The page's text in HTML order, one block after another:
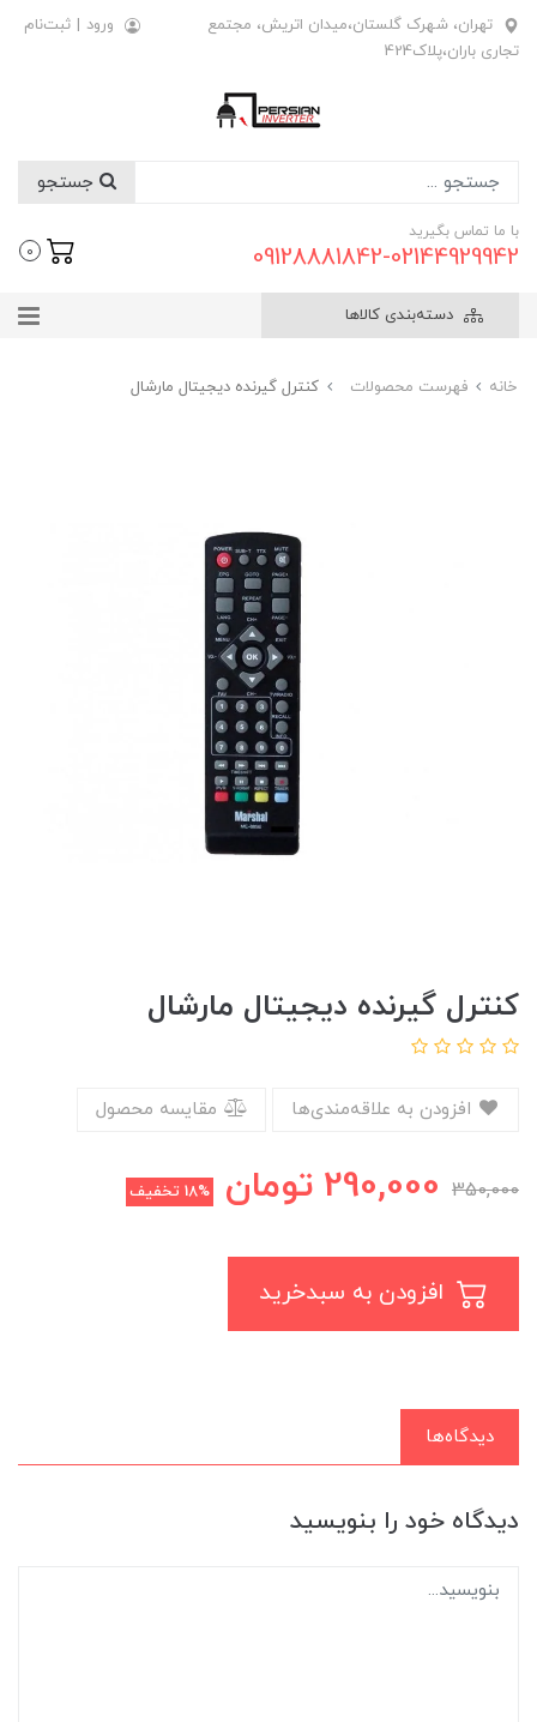
تهران، شهرک گلستان،میدان اتریش، مجتمع
تجاری باران،پلاک424
ورود | ثبت‌نام
با ما تماس بگیرید
09128881842-02144929942
0
دسته‌بندی کالاها
خانه فهرست محصولات کنترل گیرنده دیجیتال مارشال
کنترل گیرنده دیجیتال مارشال
مقایسه محصول
350,000
290,000 تومان 18% تخفیف
دیدگاه‌ها
دیدگاه خود را بنویسید